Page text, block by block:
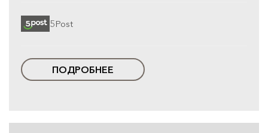
5Post
ПОДРОБНЕЕ